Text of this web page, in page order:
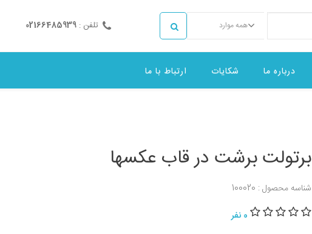
همه موارد تلفن : 02166485939
درباره ما شکایات ارتباط با ما
برتولت برشت در قاب عکسها
شناسه محصول : 100020
0 نفر